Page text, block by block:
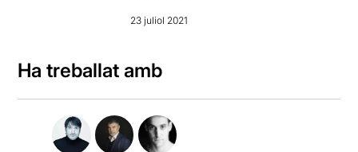
23 juliol 2021
Ha treballat amb